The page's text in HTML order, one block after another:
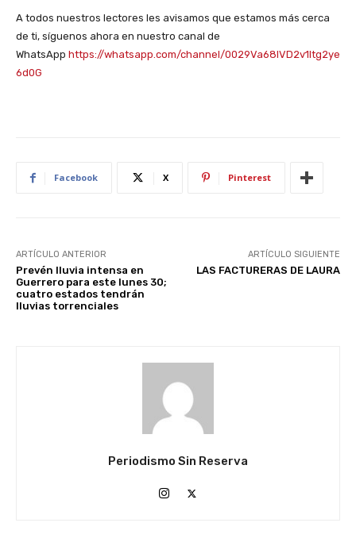
A todos nuestros lectores les avisamos que estamos más cerca
de ti, síguenos ahora en nuestro canal de
WhatsApp https://whatsapp.com/channel/0029Va68IVD2v1Itg2ye
6d0G
Facebook X Pinterest
ARTÍCULO ANTERIOR
Prevén lluvia intensa en
Guerrero para este lunes 30;
cuatro estados tendrán
lluvias torrenciales
ARTÍCULO SIGUIENTE
LAS FACTURERAS DE LAURA
Periodismo Sin Reserva